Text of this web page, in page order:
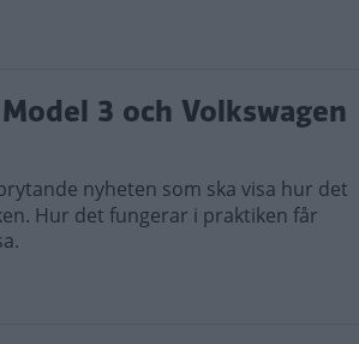
3 och Volkswagen
nyheten som ska visa hur det
Hur det fungerar i praktiken får